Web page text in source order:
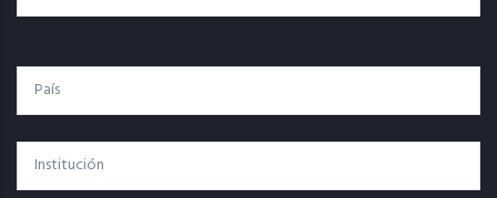
País
Institución